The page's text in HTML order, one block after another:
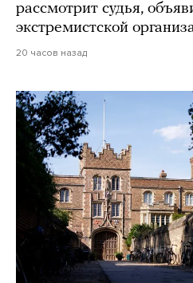
рассмотрит судья,
экстремистской
20 часов назад